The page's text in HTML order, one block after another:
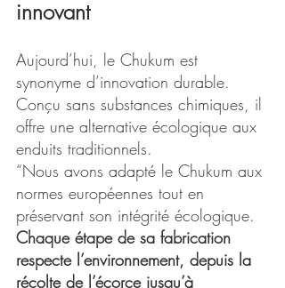
innovant
Aujourd’hui, le Chukum est
synonyme d’innovation durable.
Conçu sans substances chimiques, il
offre une alternative écologique aux
enduits traditionnels.
“Nous avons adapté le Chukum aux
normes européennes tout en
préservant son intégrité écologique.
Chaque étape de sa fabrication
respecte l’environnement, depuis la
récolte de l’écorce jusqu’à